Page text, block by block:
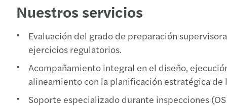
Nuestros servicios
Evaluación del grado de preparación
ejercicios regulatorios.
Acompañamiento integral en el diseño,
alineamiento con la planificación estratégica de
Soporte especializado durante inspecciones